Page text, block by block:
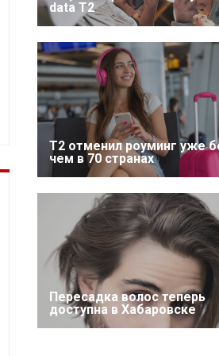
data T2
Т2 отменил роуминг уже
чем в 70 странах
Пересадка волос теперь
доступна в Хабаровске